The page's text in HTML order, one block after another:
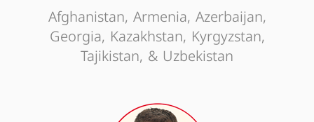
Afghanistan, Armenia, Azerbaijan,
Georgia, Kazakhstan, Kyrgyzstan,
Tajikistan, & Uzbekistan